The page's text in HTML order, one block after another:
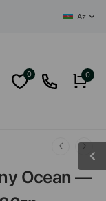
Az
0 0
Ocean —